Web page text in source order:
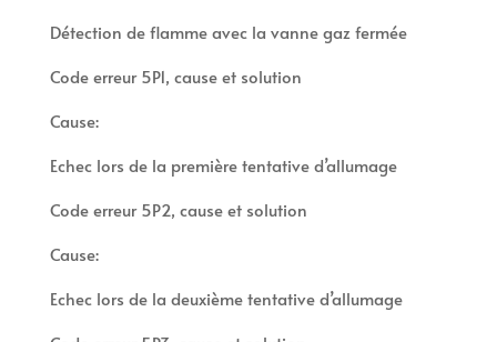
Détection de flamme avec la vanne gaz fermée
Code erreur 5P1, cause et solution
Cause:
Echec lors de la première tentative d’allumage
Code erreur 5P2, cause et solution
Cause:
Echec lors de la deuxième tentative d’allumage